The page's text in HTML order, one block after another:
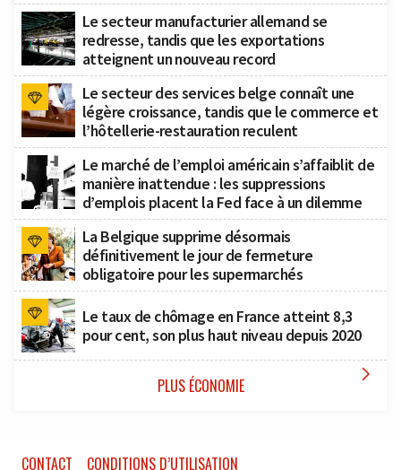
Le secteur manufacturier allemand se
redresse, tandis que les exportations
atteignent un nouveau record
Le secteur des services belge connaît une
légère croissance, tandis que le commerce et
l’hôtellerie-restauration reculent
Le marché de l’emploi américain s’affaiblit de
manière inattendue : les suppressions
d’emplois placent la Fed face à un dilemme
La Belgique supprime désormais
définitivement le jour de fermeture
obligatoire pour les supermarchés
Le taux de chômage en France atteint 8,3
pour cent, son plus haut niveau depuis 2020
PLUS ÉCONOMIE 
CONTACT CONDITIONS D’UTILISATION